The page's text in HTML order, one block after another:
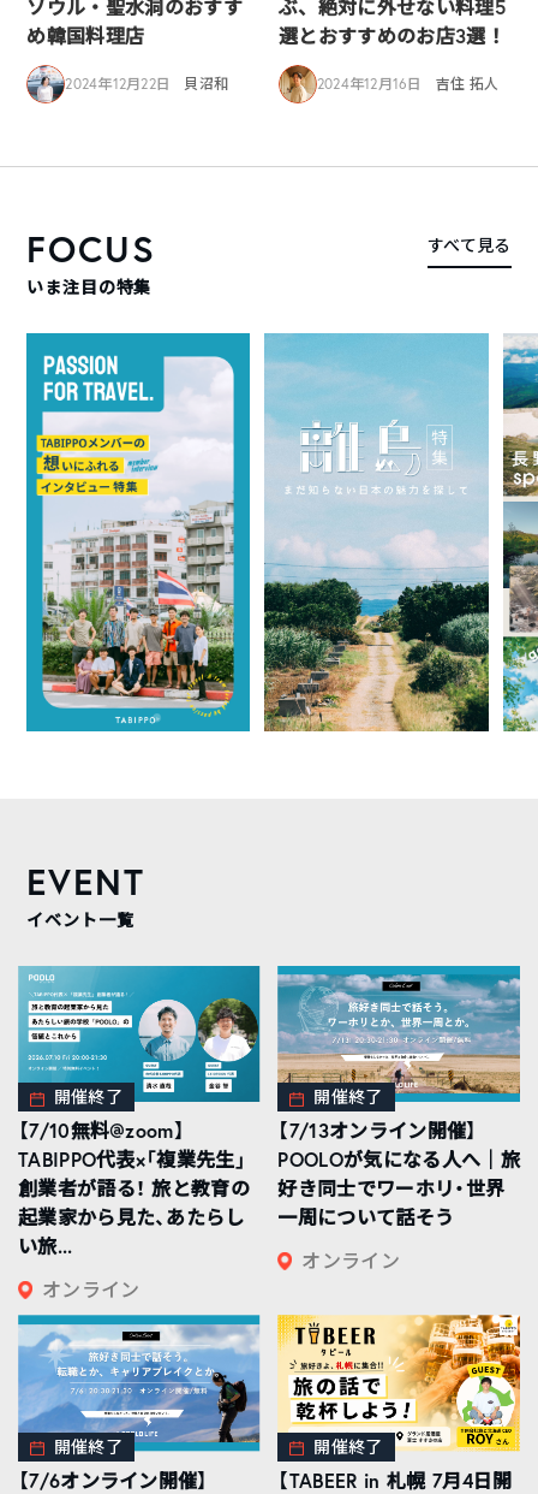
ソウル・聖水洞のおすす
め韓国料理店
2024年12月22日 貝沼和
ぶ、絶対に外せない料理5
選とおすすめのお店3選！
2024年12月16日 吉住 拓人
FOCUS
いま注目の特集
すべて見る
EVENT
イベント一覧
開催終了
【7/10無料@zoom】
TABIPPO代表×「複業先生」
創業者が語る！ 旅と教育の
起業家から見た、あたらし
い旅...
オンライン
開催終了
【7/13オンライン開催】
POOLOが気になる人へ｜旅
好き同士でワーホリ・世界
一周について話そう
オンライン
開催終了
【7/6オンライン開催】
開催終了
【TABEER in 札幌 7月4日開